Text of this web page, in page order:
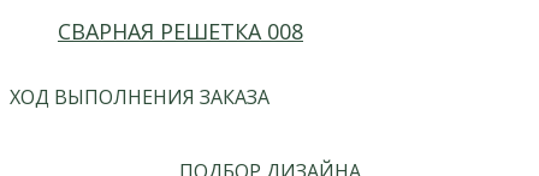
СВАРНАЯ РЕШЕТКА 008
ХОД ВЫПОЛНЕНИЯ ЗАКАЗА